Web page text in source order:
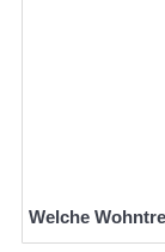
Welche